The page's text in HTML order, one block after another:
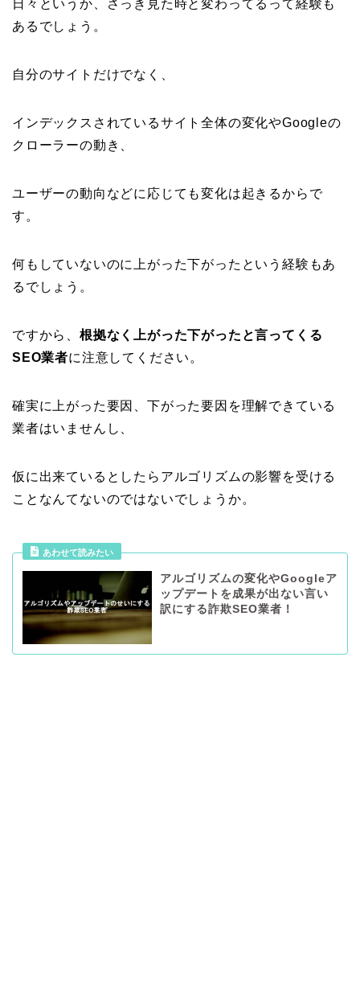
日々というか、さっき見た時と変わってるって経験も
あるでしょう。
自分のサイトだけでなく、
インデックスされているサイト全体の変化やGoogleの
クローラーの動き、
ユーザーの動向などに応じても変化は起きるからで
す。
何もしていないのに上がった下がったという経験もあ
るでしょう。
ですから、 根拠なく上がった下がったと言ってくる
SEO業者に注意してください。
確実に上がった要因、下がった要因を理解できている
業者はいませんし、
仮に出来ているとしたらアルゴリズムの影響を受ける
ことなんてないのではないでしょうか。
あわせて読みたい
アルゴリズムの変化やGoogleア
ップデートを成果が出ない言い
訳にする詐欺SEO業者！